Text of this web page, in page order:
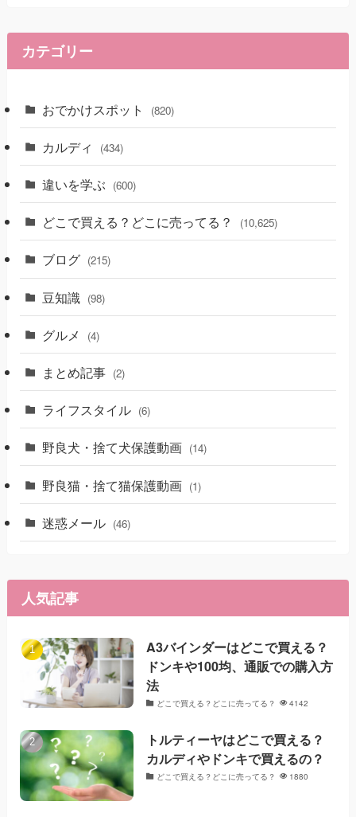
カテゴリー
おでかけスポット (820)
カルディ (434)
違いを学ぶ (600)
どこで買える？どこに売ってる？ (10,625)
ブログ (215)
豆知識 (98)
グルメ (4)
まとめ記事 (2)
ライフスタイル (6)
野良犬・捨て犬保護動画 (14)
野良猫・捨て猫保護動画 (1)
迷惑メール (46)
人気記事
A3バインダーはどこで買える？
ドンキや100均、通販での購入方
法
どこで買える？どこに売ってる？ 4142
トルティーヤはどこで買える？
カルディやドンキで買えるの？
どこで買える？どこに売ってる？ 1880